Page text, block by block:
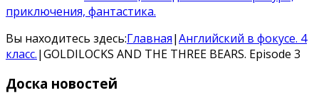
приключения, фантастика.
Вы находитесь здесь:Главная|Английский в фокусе. 4
класс.|GOLDILOCKS AND THE THREE BEARS. Episode 3
Доска новостей